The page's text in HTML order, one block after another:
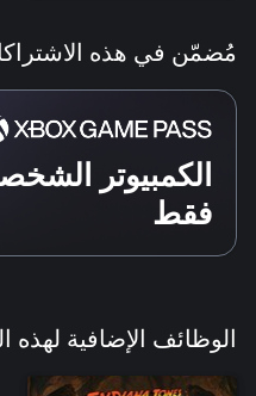
مُضمّن في هذه
الكمبيوتر
فقط
الوظائف الإضافية لهذه